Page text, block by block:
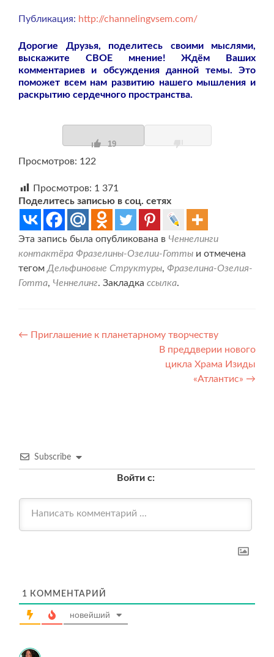
Публикация: http://channelingvsem.com/
Дорогие Друзья, поделитесь своими мыслями,
выскажите СВОЕ мнение! Ждём Ваших
комментариев и обсуждения данной темы. Это
поможет всем нам развитию нашего мышления и
раскрытию сердечного пространства.
19
Просмотров: 122
Просмотров: 1 371
Поделитесь записью в соц. сетях
Эта запись была опубликована в Ченнелинги
контактёра Фразелины-Озелии-Готты и отмечена
тегом Дельфиновые Структуры, Фразелина-Озелия-
Готта, Ченнелинг. Закладка ссылка.
Навигация
← Приглашение к планетарному творчеству
В преддверии нового
цикла Храма Изиды
«Атлантис» →
Subscribe
Войти с:
1 КОММЕНТАРИЙ
новейший